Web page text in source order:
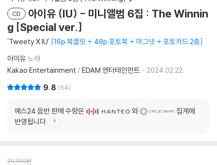
CD
아이유 (IU) - 미니앨범 6집 : The Winnin
g [Special ver.]
'Tweety X IU' 16p 북클릿 + 48p 포토북 + 마그넷 + 포토카드 2종
아이유 노래
Kakao Entertainment / EDAM 엔터테인먼트 2024.02.22.
9.8 54
예스24 음반 판매 수량은 와
집계에
반영됩니다.
20,100원